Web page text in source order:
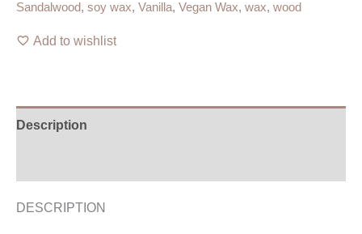
Sandalwood, soy wax, Vanilla, Vegan Wax, wax, wood
Add to wishlist
Description
DESCRIPTION